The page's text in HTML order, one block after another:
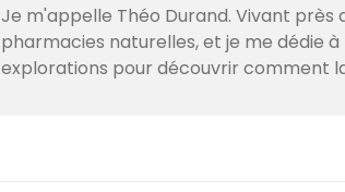
Je m'appelle Théo Durand. Vivant
pharmacies naturelles, et je me dédie
explorations pour découvrir comment